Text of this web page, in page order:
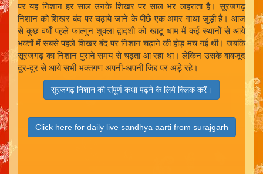
पर यह निशान हर साल उनके शिखर पर साल भर लहराता है। सूरजगढ़
निशान को शिखर बंद पर चढ़ाये जाने के पीछे एक अमर गाथा जुड़ी है। आज
से कुछ वर्षों पहले फाल्गुन शुक्ला द्वादशी को खाटू धाम में कई स्थानों से आये
भक्तों में सबसे पहले शिखर बंद पर निशान चढ़ाने की होड़ मच गई थी। जबकि
सूरजगढ़ का निशान पुराने समय से चढ़ता आ रहा था। लेकिन उसके बावजूद
दूर-दूर से आये सभी भक्तगण अपनी-अपनी जिद्द पर अड़े रहे।
सूरजगढ़ निशान की संपूर्ण कथा पढ़ने के लिये क्लिक करें।
Click here for daily live sandhya aarti from surajgarh